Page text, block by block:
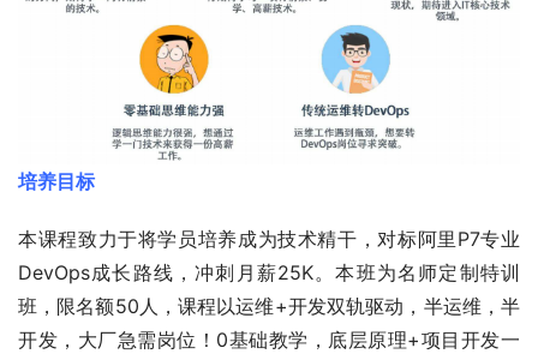
培养目标
本课程致力于将学员培养成为技术精干，对标阿里P7专业
DevOps成长路线，冲刺月薪25K。本班为名师定制特训
班，限名额50人，课程以运维+开发双轨驱动，半运维，半
开发，大厂急需岗位！0基础教学，底层原理+项目开发一